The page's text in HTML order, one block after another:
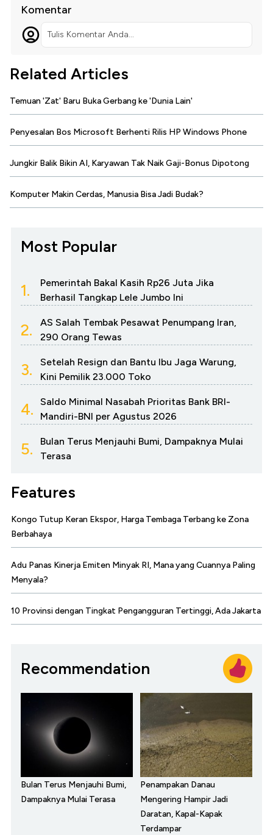
Komentar
Tulis Komentar Anda...
Related Articles
Temuan 'Zat' Baru Buka Gerbang ke 'Dunia Lain'
Penyesalan Bos Microsoft Berhenti Rilis HP Windows Phone
Jungkir Balik Bikin AI, Karyawan Tak Naik Gaji-Bonus Dipotong
Komputer Makin Cerdas, Manusia Bisa Jadi Budak?
Most Popular
1.
Pemerintah Bakal Kasih Rp26 Juta Jika
Berhasil Tangkap Lele Jumbo Ini
2.
AS Salah Tembak Pesawat Penumpang Iran,
290 Orang Tewas
3.
Setelah Resign dan Bantu Ibu Jaga Warung,
Kini Pemilik 23.000 Toko
4.
Saldo Minimal Nasabah Prioritas Bank BRI-
Mandiri-BNI per Agustus 2026
5.
Bulan Terus Menjauhi Bumi, Dampaknya Mulai
Terasa
Features
Kongo Tutup Keran Ekspor, Harga Tembaga Terbang ke Zona
Berbahaya
Adu Panas Kinerja Emiten Minyak RI, Mana yang Cuannya Paling
Menyala?
10 Provinsi dengan Tingkat Pengangguran Tertinggi, Ada Jakarta
Recommendation
Bulan Terus Menjauhi Bumi,
Dampaknya Mulai Terasa
Penampakan Danau
Mengering Hampir Jadi
Daratan, Kapal-Kapak
Terdampar